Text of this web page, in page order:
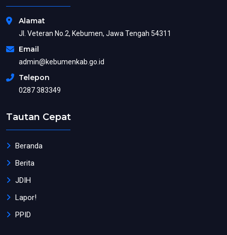
Alamat
Jl. Veteran No.2, Kebumen, Jawa Tengah 54311
Email
admin@kebumenkab.go.id
Telepon
0287 383349
Tautan Cepat
Beranda
Berita
JDIH
Lapor!
PPID